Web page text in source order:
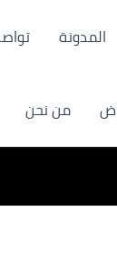
المدونة
من نحن